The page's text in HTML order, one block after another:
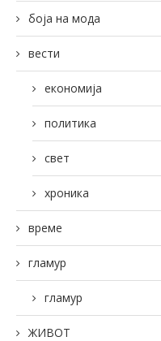
боја на мода
вести
економија
политика
свет
хроника
време
гламур
гламур
ЖИВОТ